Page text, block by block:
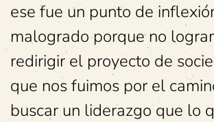
ese fue un punto de
malogrado porque no
redirigir el proyecto de
que nos fuimos por el
buscar un liderazgo que lo